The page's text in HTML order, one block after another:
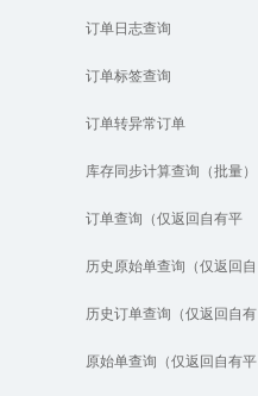
订单日志查询
订单标签查询
订单转异常订单
库存同步计算查询（批量）
订单查询（仅返回自有平
台、线下平台订单信息）
历史原始单查询（仅返回自
有平台、线下平台订单）
历史订单查询（仅返回自有
平台、线下平台订单）
原始单查询（仅返回自有平